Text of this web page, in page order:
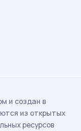
и создан в
из открытых
ресурсов